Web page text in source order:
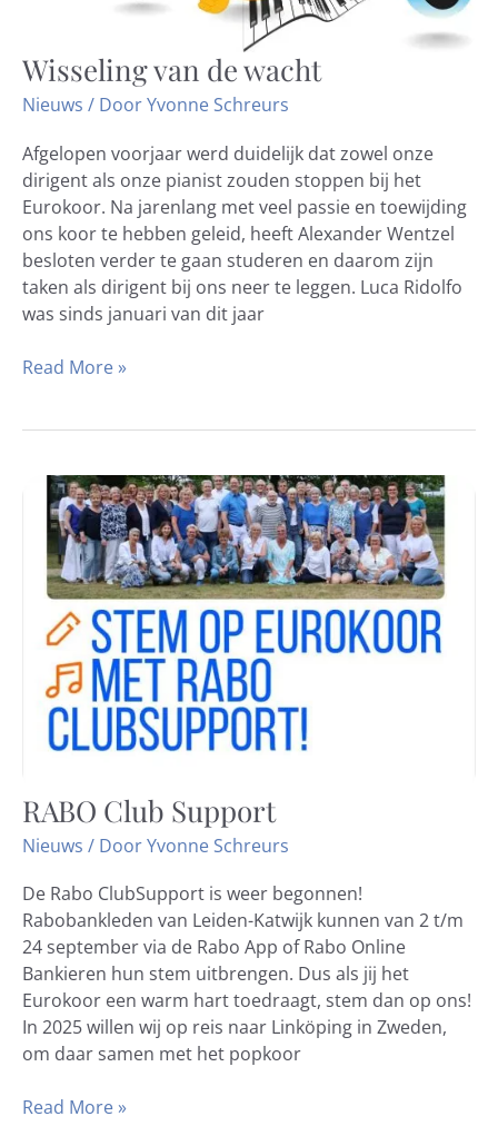
Wisseling van de wacht
Nieuws / DoorYvonne Schreurs
Afgelopen voorjaar werd duidelijk dat zowel onze
dirigent als onze pianist zouden stoppen bij het
Eurokoor. Na jarenlang met veel passie en toewijding
ons koor te hebben geleid, heeft Alexander Wentzel
besloten verder te gaan studeren en daarom zijn
taken als dirigent bij ons neer te leggen. Luca Ridolfo
was sinds januari van dit jaar
Wisseling
van
de
wacht
Read More »
RABO Club Support
Nieuws / DoorYvonne Schreurs
De Rabo ClubSupport is weer begonnen!
Rabobankleden van Leiden-Katwijk kunnen van 2 t/m
24 september via de Rabo App of Rabo Online
Bankieren hun stem uitbrengen. Dus als jij het
Eurokoor een warm hart toedraagt, stem dan op ons!
In 2025 willen wij op reis naar Linköping in Zweden,
om daar samen met het popkoor
RABO
Club
Support
Read More »